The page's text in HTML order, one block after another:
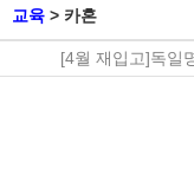
교육 > 카혼
[4월 재입고]독일